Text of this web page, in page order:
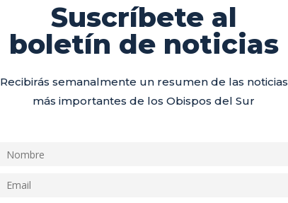
Suscríbete al
boletín de noticias
Recibirás semanalmente un resumen de las noticias
más importantes de los Obispos del Sur